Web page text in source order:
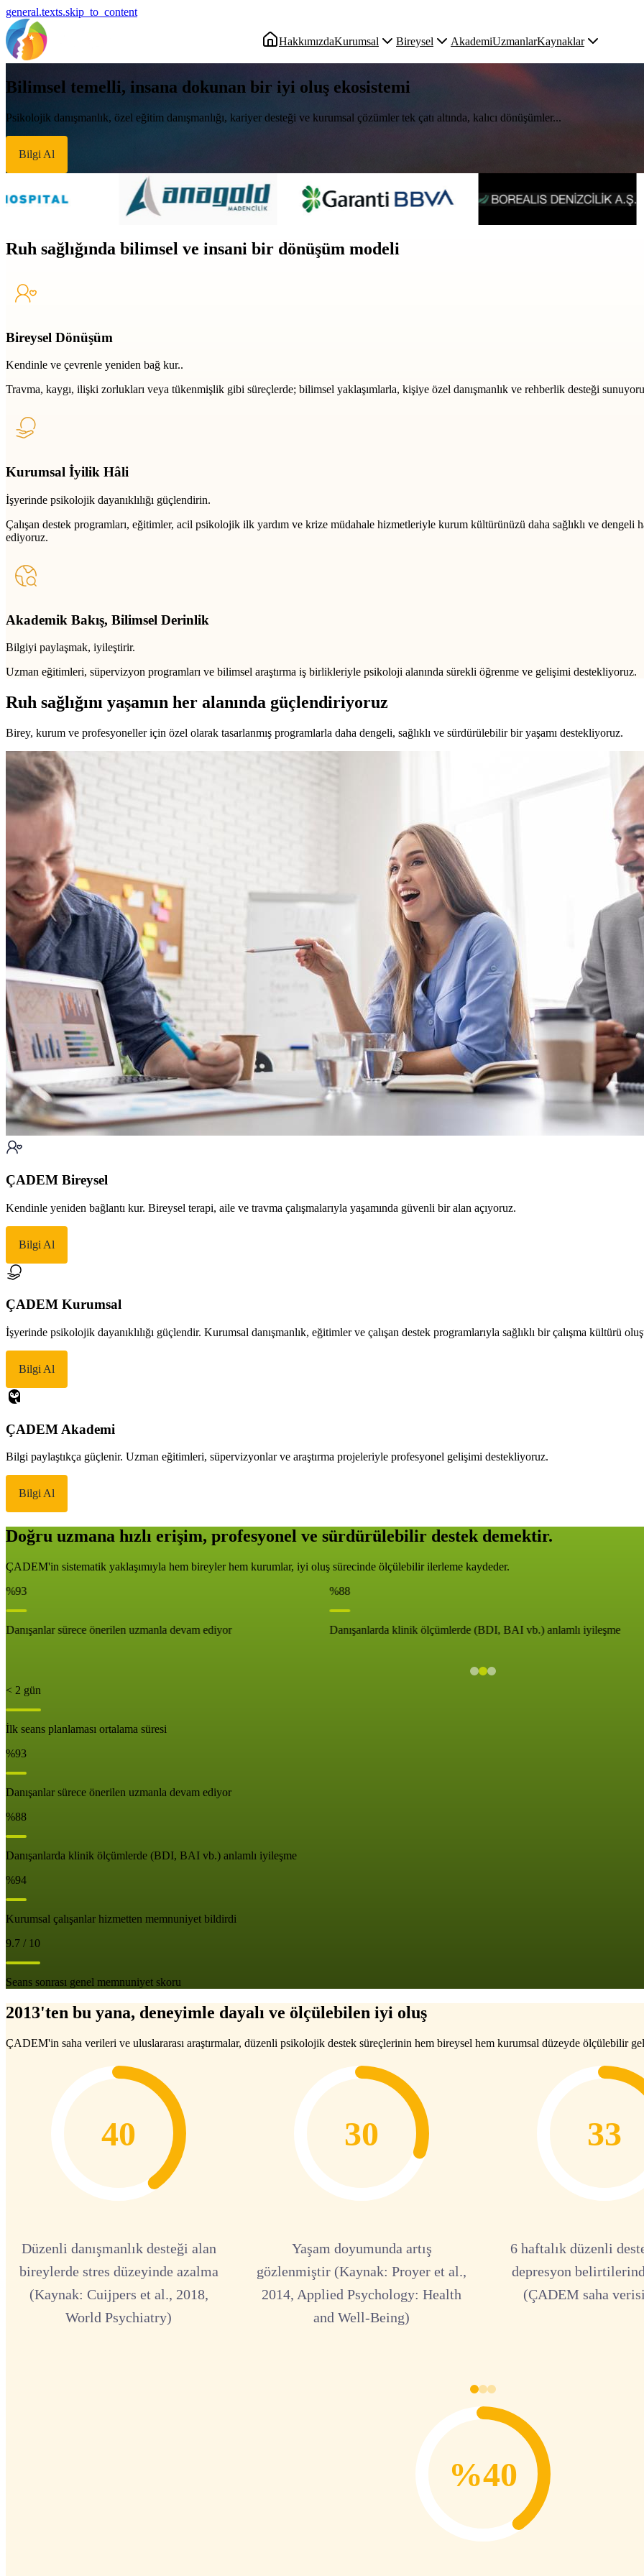
general.texts.skip_to_content
HakkımızdaKurumsal Bireysel AkademiUzmanlarKaynaklar
Bilimsel temelli, insana dokunan bir iyi oluş ekosistemi
Psikolojik danışmanlık, özel eğitim danışmanlığı, kariyer desteği ve kurumsal çözümler tek çatı altında, kalıcı dönüşümler...
Bilgi Al
Ruh sağlığında bilimsel ve insani bir dönüşüm modeli
Bireysel Dönüşüm
Kendinle ve çevrenle yeniden bağ kur..
Travma, kaygı, ilişki zorlukları veya tükenmişlik gibi süreçlerde; bilimsel yaklaşımlarla, kişiye özel danışmanlık ve rehberlik desteği
Kurumsal İyilik Hâli
İşyerinde psikolojik dayanıklılığı güçlendirin.
Çalışan destek programları, eğitimler, acil psikolojik ilk yardım ve krize müdahale hizmetleriyle kurum kültürünüzü daha sağlıklı ve
ediyoruz.
Akademik Bakış, Bilimsel Derinlik
Bilgiyi paylaşmak, iyileştirir.
Uzman eğitimleri, süpervizyon programları ve bilimsel araştırma iş birlikleriyle psikoloji alanında sürekli öğrenme ve gelişimi destekliyoruz.
Ruh sağlığını yaşamın her alanında güçlendiriyoruz
Birey, kurum ve profesyoneller için özel olarak tasarlanmış programlarla daha dengeli, sağlıklı ve sürdürülebilir bir yaşamı destekliyoruz.
ÇADEM Bireysel
Kendinle yeniden bağlantı kur. Bireysel terapi, aile ve travma çalışmalarıyla yaşamında güvenli bir alan açıyoruz.
Bilgi Al
ÇADEM Kurumsal
İşyerinde psikolojik dayanıklılığı güçlendir. Kurumsal danışmanlık, eğitimler ve çalışan destek programlarıyla sağlıklı bir çalışma kültürü
Bilgi Al
ÇADEM Akademi
Bilgi paylaştıkça güçlenir. Uzman eğitimleri, süpervizyonlar ve araştırma projeleriyle profesyonel gelişimi destekliyoruz.
Bilgi Al
Doğru uzmana hızlı erişim, profesyonel ve sürdürülebilir destek demektir.
ÇADEM'in sistematik yaklaşımıyla hem bireyler hem kurumlar, iyi oluş sürecinde ölçülebilir ilerleme kaydeder.
%93
Danışanlar sürece önerilen uzmanla devam ediyor
%88
Danışanlarda klinik ölçümlerde (BDI, BAI vb.) anlamlı iyileşme
< 2 gün
İlk seans planlaması ortalama süresi
%93
Danışanlar sürece önerilen uzmanla devam ediyor
%88
Danışanlarda klinik ölçümlerde (BDI, BAI vb.) anlamlı iyileşme
%94
Kurumsal çalışanlar hizmetten memnuniyet bildirdi
9.7 / 10
Seans sonrası genel memnuniyet skoru
2013'ten bu yana, deneyimle dayalı ve ölçülebilen iyi oluş
ÇADEM'in saha verileri ve uluslararası araştırmalar, düzenli psikolojik destek süreçlerinin hem bireysel hem kurumsal düzeyde ölçülebilir
40
Düzenli danışmanlık desteği alan
bireylerde stres düzeyinde azalma
(Kaynak: Cuijpers et al., 2018,
World Psychiatry)
30
Yaşam doyumunda artış
gözlenmiştir (Kaynak: Proyer et al.,
2014, Applied Psychology: Health
and Well-Being)
33
6 haftalık düzenli
depresyon
(ÇADEM saha
%40